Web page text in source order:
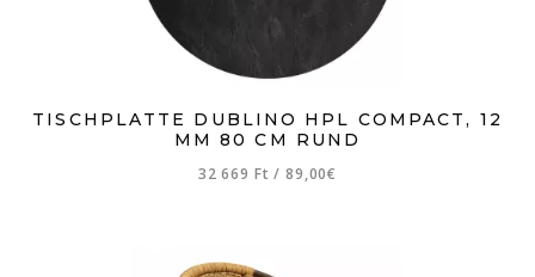
TISCHPLATTE DUBLINO HPL COMPACT, 12
MM 80 CM RUND
32 669 Ft/ 89,00€